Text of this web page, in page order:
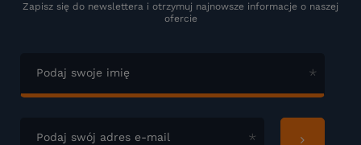
Zapisz się do newslettera i otrzymuj najnowsze informacje o naszej
ofercie
Podaj swoje imię
Podaj swój adres e-mail